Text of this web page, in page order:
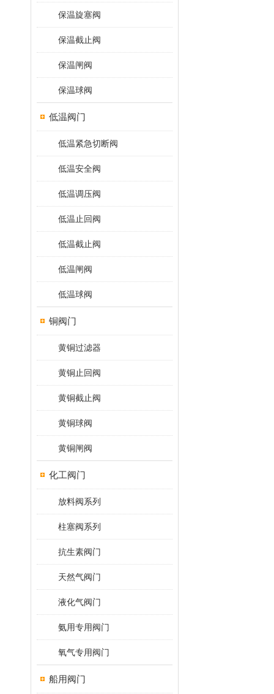
保温旋塞阀
保温截止阀
保温闸阀
保温球阀
低温阀门
低温紧急切断阀
低温安全阀
低温调压阀
低温止回阀
低温截止阀
低温闸阀
低温球阀
铜阀门
黄铜过滤器
黄铜止回阀
黄铜截止阀
黄铜球阀
黄铜闸阀
化工阀门
放料阀系列
柱塞阀系列
抗生素阀门
天然气阀门
液化气阀门
氨用专用阀门
氧气专用阀门
船用阀门